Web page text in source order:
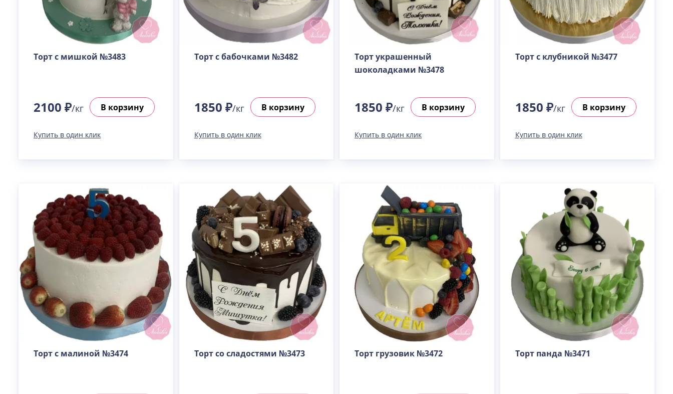
Вес(кг) Человек
Количество ярусов
При выборе яруса вес изменится
Торт с мишкой №3483
2100 ₽/кг В корзину
Купить в один клик
Торт с бабочками №3482
1850 ₽/кг В корзину
Купить в один клик
Торт украшенный
шоколадками №3478
1850 ₽/кг В корзину
Купить в один клик
Торт с клубникой №3477
1850 ₽/кг В корзину
Купить в один клик
Торт с малиной №3474 Торт со сладостями №3473 Торт грузовик №3472 Торт панда №3471